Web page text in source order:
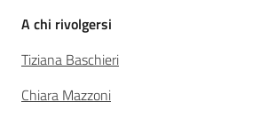
Newsletter
A chi rivolgersi
Tiziana Baschieri
Chiara Mazzoni